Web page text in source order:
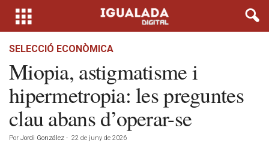
SELECCIÓ ECONÒMICA
Miopia, astigmatisme i
hipermetropia: les preguntes
clau abans d’operar-se
Por Jordi González - 22 de juny de 2026